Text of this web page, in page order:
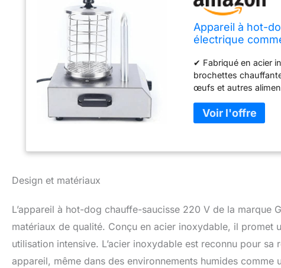
Appareil à hot-
électrique
✔ Fabriqué en acier
brochettes
œufs et autres
✔Idéal pour la
Design et matériaux
L’appareil à hot-dog chauffe-saucisse 220 V de la
matériaux de qualité. Conçu en acier inoxydable, il promet
utilisation intensive. L’acier inoxydable est reconnu pour
appareil, même dans des environnements humides comme